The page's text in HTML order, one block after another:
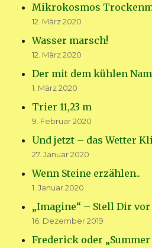
Mikrokosmos
12. März 2020
Wasser marsch!
12. März 2020
Der mit dem kühlen
1. März 2020
Trier 11,23 m
9. Februar 2020
Und jetzt – das Wetter
27. Januar 2020
Wenn Steine erzählen..
1. Januar 2020
„Imagine“ – Stell Dir
16. Dezember 2019
Frederick oder „Summer